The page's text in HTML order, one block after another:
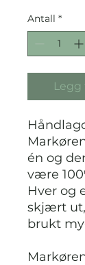
Antall *
én og
være
Hver og
skjært
brukt